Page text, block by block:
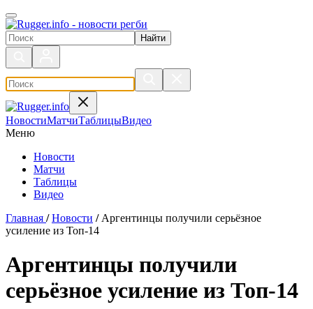
Поиск по сайту
НовостиМатчиТаблицыВидео
Меню
Новости
Матчи
Таблицы
Видео
Главная / Новости / Аргентинцы получили серьёзное
усиление из Топ-14
Аргентинцы получили
серьёзное усиление из Топ-14